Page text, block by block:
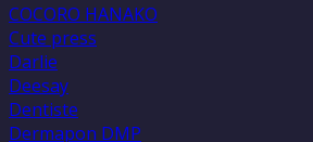
COCORO HANAKO
Cute press
Darlie
Deesay
Dentiste
Dermapon DMP